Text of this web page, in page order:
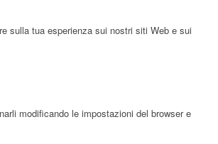
sulla tua esperienza sui nostri siti Web e sui
modificando le impostazioni del browser e